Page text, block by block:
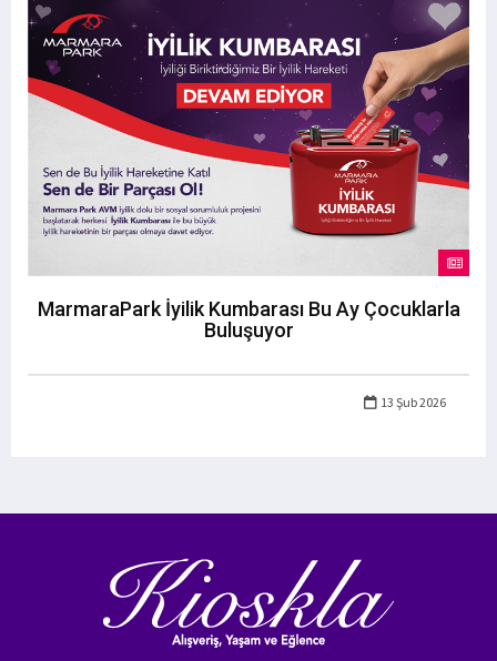
MarmaraPark İyilik Kumbarası Bu Ay Çocuklarla
Buluşuyor
13 Şub 2026